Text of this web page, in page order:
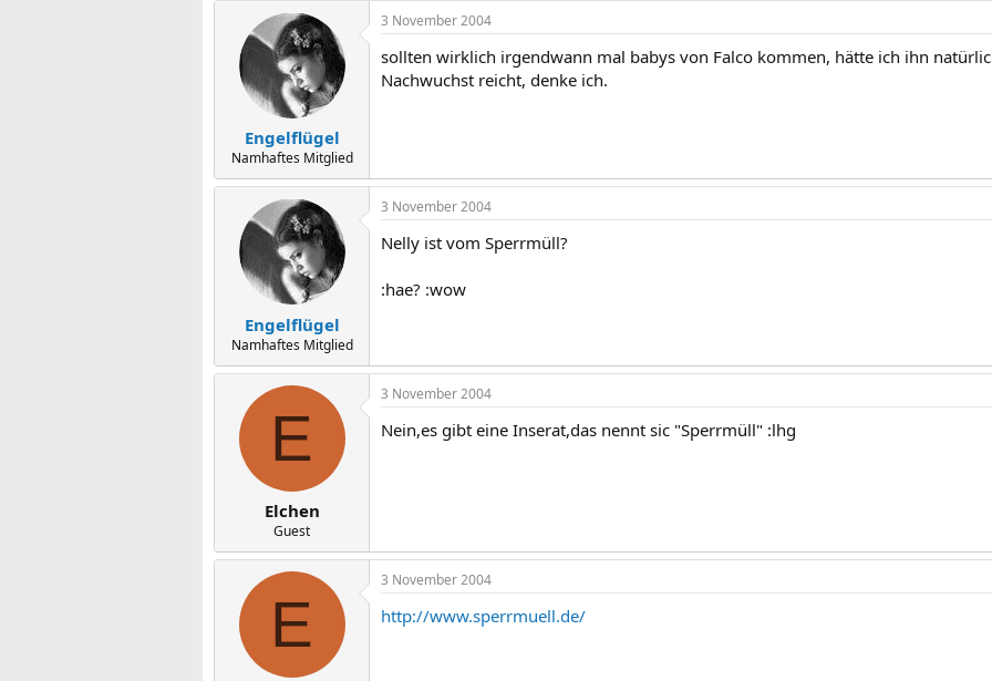
Engelflügel
Namhaftes Mitglied
3 November 2004
sollten wirklich irgendwann mal babys von Falco kommen, hätte ich ihn
Nachwuchst reicht, denke ich.
Engelflügel
Namhaftes Mitglied
3 November 2004
Nelly ist vom Sperrmüll?
:hae? :wow
E
Elchen
Guest
3 November 2004
Nein,es gibt eine Inserat,das nennt sic "Sperrmüll" :lhg
E
3 November 2004
http://www.sperrmuell.de/